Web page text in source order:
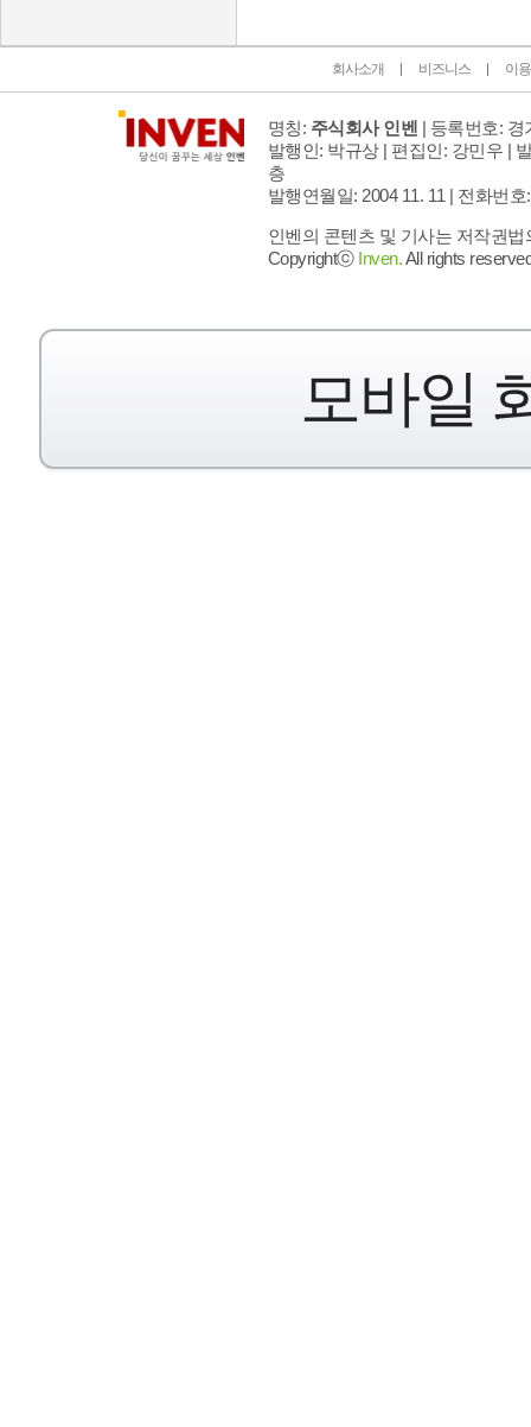
회사소개 비즈니스 이
명칭: 주식회사 인벤 | 등록번호: 경
발행인: 박규상 | 편집인: 강민우 |
층
발행연월일: 2004 11. 11 | 전화번호
인벤의 콘텐츠 및 기사는 저작권
Copyrightⓒ Inven.All rights
모바일